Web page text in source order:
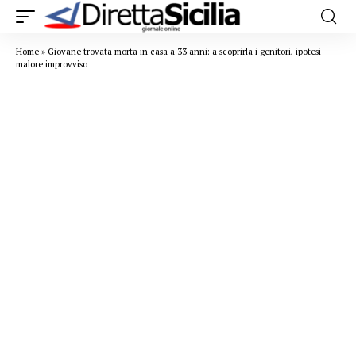
Home » Giovane trovata morta in casa a 33 anni: a scoprirla i genitori, ipotesi
malore improvviso